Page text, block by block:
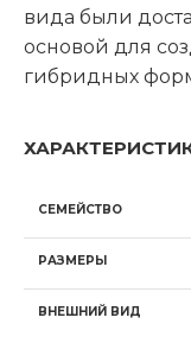
вида были
основой для
гибридных
СЕМЕЙСТВО
РАЗМЕРЫ
ВНЕШНИЙ ВИД